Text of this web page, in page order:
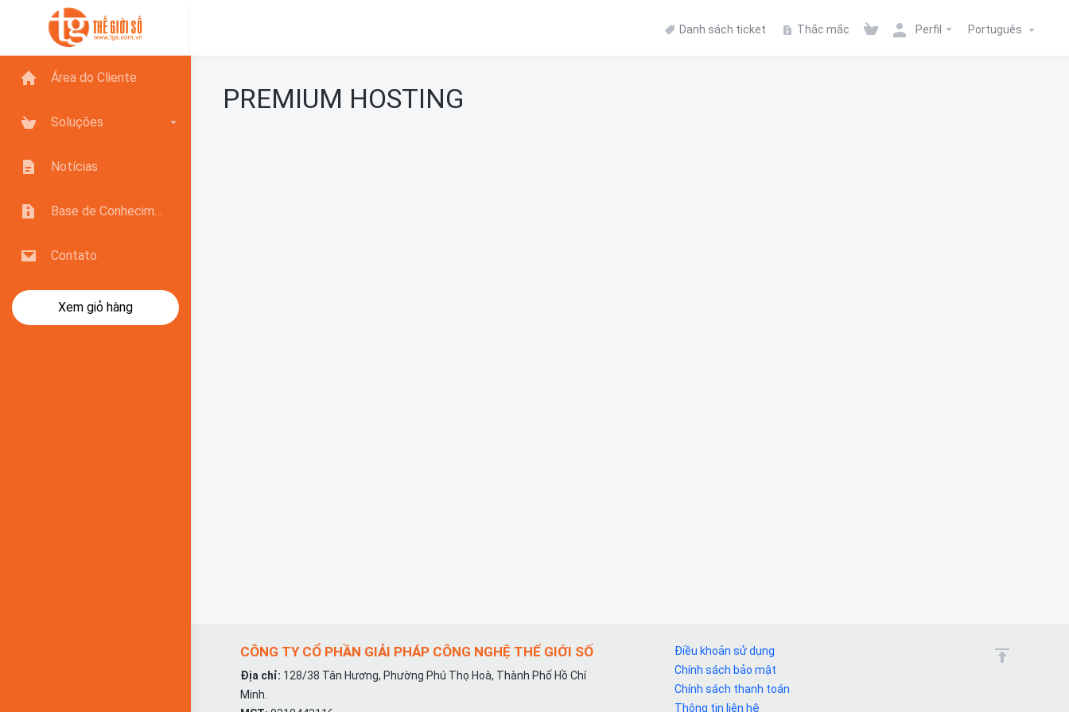
Área do Cliente
Soluções
Notícias
Base de Conhecimento
Contato
Xem giỏ hàng
Danh sách ticket Thắc mắc Perfil Português
PREMIUM HOSTING
CÔNG TY CỔ PHẦN GIẢI PHÁP CÔNG NGHỆ THẾ GIỚI SỐ
Địa chỉ: 128/38 Tân Hương, Phường Phú Thọ Hoà, Thành Phố Hồ Chí
Minh.
Điều khoản sử dụng
Chính sách bảo mật
Chính sách thanh toán
Thông tin liên hệ